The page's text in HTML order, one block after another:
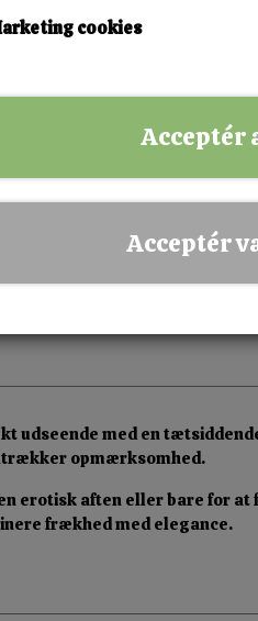
Fysisk butik i Esbjerg
✅ Sikker betaling
med en
opmærksomhed.
erotisk aften eller bare for
frækhed med elegance.
cookies
Acceptér
Acceptér